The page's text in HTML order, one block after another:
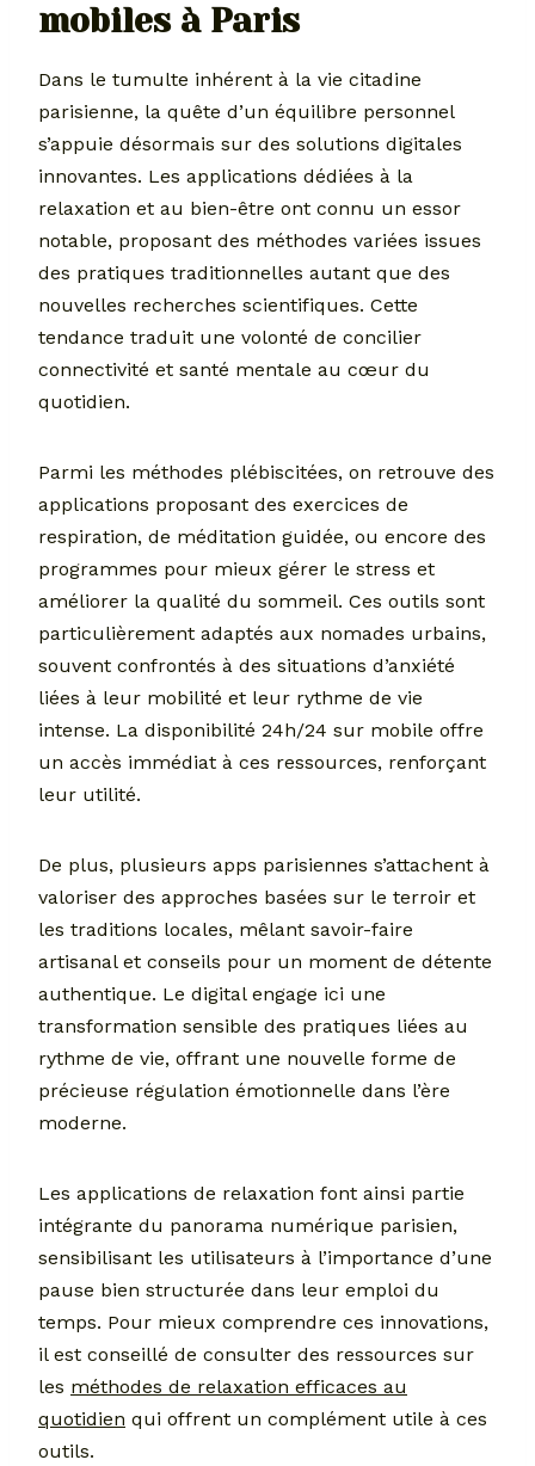
mobiles à Paris
Dans le tumulte inhérent à la vie citadine
parisienne, la quête d’un équilibre personnel
s’appuie désormais sur des solutions digitales
innovantes. Les applications dédiées à la
relaxation et au bien-être ont connu un essor
notable, proposant des méthodes variées issues
des pratiques traditionnelles autant que des
nouvelles recherches scientifiques. Cette
tendance traduit une volonté de concilier
connectivité et santé mentale au cœur du
quotidien.
Parmi les méthodes plébiscitées, on retrouve des
applications proposant des exercices de
respiration, de méditation guidée, ou encore des
programmes pour mieux gérer le stress et
améliorer la qualité du sommeil. Ces outils sont
particulièrement adaptés aux nomades urbains,
souvent confrontés à des situations d’anxiété
liées à leur mobilité et leur rythme de vie
intense. La disponibilité 24h/24 sur mobile offre
un accès immédiat à ces ressources, renforçant
leur utilité.
De plus, plusieurs apps parisiennes s’attachent à
valoriser des approches basées sur le terroir et
les traditions locales, mêlant savoir-faire
artisanal et conseils pour un moment de détente
authentique. Le digital engage ici une
transformation sensible des pratiques liées au
rythme de vie, offrant une nouvelle forme de
précieuse régulation émotionnelle dans l’ère
moderne.
Les applications de relaxation font ainsi partie
intégrante du panorama numérique parisien,
sensibilisant les utilisateurs à l’importance d’une
pause bien structurée dans leur emploi du
temps. Pour mieux comprendre ces innovations,
il est conseillé de consulter des ressources sur
les méthodes de relaxation efficaces au
quotidien qui offrent un complément utile à ces
outils.